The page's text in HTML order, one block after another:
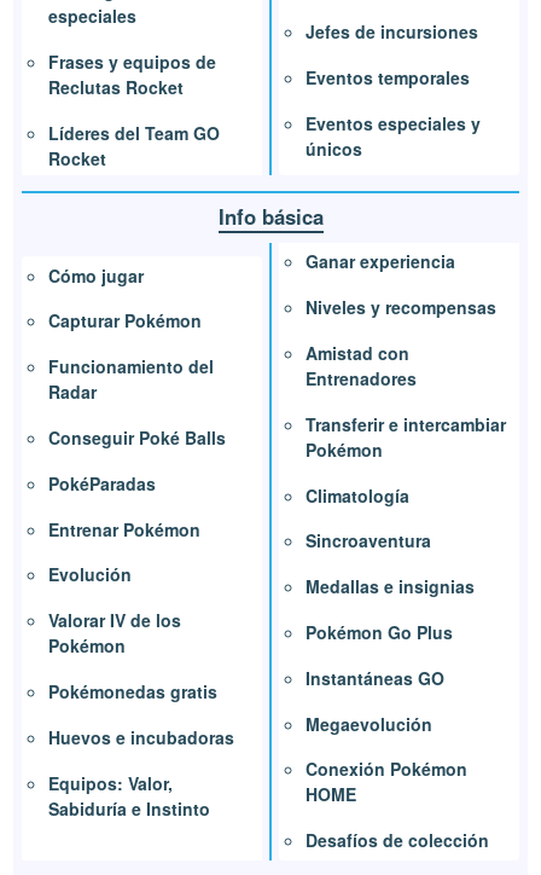
especiales
Frases y equipos de
Reclutas Rocket
Líderes del Team GO
Rocket
Jefes de incursiones
Eventos temporales
Eventos especiales y
únicos
Info básica
Cómo jugar
Capturar Pokémon
Funcionamiento del
Radar
Conseguir Poké Balls
PokéParadas
Entrenar Pokémon
Evolución
Valorar IV de los
Pokémon
Pokémonedas gratis
Huevos e incubadoras
Equipos: Valor,
Sabiduría e Instinto
Ganar experiencia
Niveles y recompensas
Amistad con
Entrenadores
Transferir e intercambiar
Pokémon
Climatología
Sincroaventura
Medallas e insignias
Pokémon Go Plus
Instantáneas GO
Megaevolución
Conexión Pokémon
HOME
Desafíos de colección